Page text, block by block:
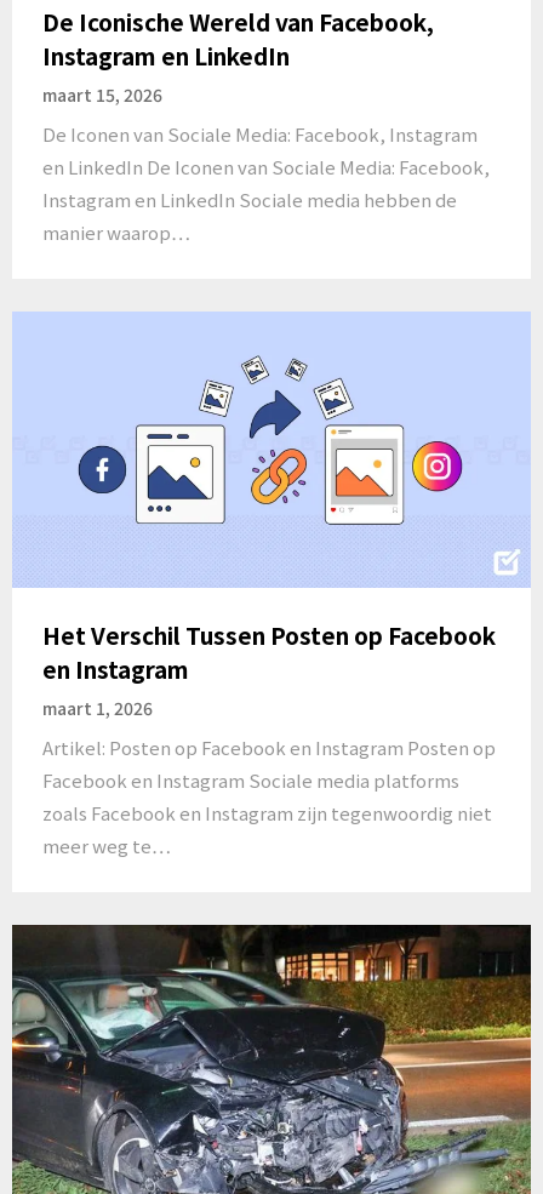
De Iconische Wereld van Facebook,
Instagram en LinkedIn
maart 15, 2026
De Iconen van Sociale Media: Facebook, Instagram
en LinkedIn De Iconen van Sociale Media: Facebook,
Instagram en LinkedIn Sociale media hebben de
manier waarop…
Het Verschil Tussen Posten op Facebook
en Instagram
maart 1, 2026
Artikel: Posten op Facebook en Instagram Posten op
Facebook en Instagram Sociale media platforms
zoals Facebook en Instagram zijn tegenwoordig niet
meer weg te…